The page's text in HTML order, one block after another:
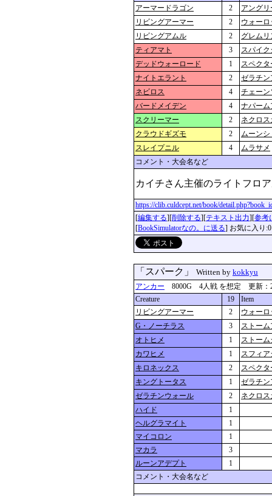
アーマードラゴン
2
アング
リビングアーマー
2
ウォー
リビングアムル
2
グレム
ティアマト
3
スパイ
デッドウォーロード
1
スペク
ナイトエラント
2
ゼラチン
ネビロス
4
チェーン
バードメイデン
4
ナパーム
スクリーマー
2
ネクロ
クラウドギズモ
2
ムーンシ
スレイプニル
4
ムラサメ
コメント・大会名など
カイチさん主催のライトフ
https://clib.culdcept.net/book/
[編集する][削除する][テキスト出力][参考
[BookSimulatorなの。に送る] お気に入り:0
「スパーク」 Written by kokkyu
アンカー 8000G 4人戦 を想定 更新：
Creature
19
Item
リビングアーマー
2
ウォー
G・ノーチラス
3
ストー
オトヒメ
1
ストー
カワヒメ
1
スフィ
キロネックス
2
スペク
キングトータス
1
ゼラチン
ゼラチンウォール
2
ネクロ
ハイド
1
ヘルグラマイト
1
マイコロン
1
マカラ
3
ルーンアデプト
1
コメント・大会名など